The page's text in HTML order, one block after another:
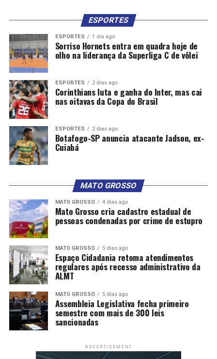
ESPORTES
ESPORTES 1 dia ago
Sorriso Hornets entra em quadra hoje de
olho na liderança da Superliga C de vôlei
ESPORTES 2 dias ago
Corinthians luta e ganha do Inter, mas cai
nas oitavas da Copa do Brasil
ESPORTES 2 dias ago
Botafogo-SP anuncia atacante Jadson, ex-
Cuiabá
MATO GROSSO
MATO GROSSO 4 dias ago
Mato Grosso cria cadastro estadual de
pessoas condenadas por crime de estupro
MATO GROSSO 5 dias ago
Espaço Cidadania retoma atendimentos
regulares após recesso administrativo da
ALMT
MATO GROSSO 5 dias ago
Assembleia Legislativa fecha primeiro
semestre com mais de 300 leis
sancionadas
ADVERTISEMENT